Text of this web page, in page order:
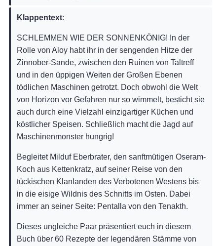
Klappentext:
SCHLEMMEN WIE DER SONNENKÖNIG! In der
Rolle von Aloy habt ihr in der sengenden Hitze der
Zinnober-Sande, zwischen den Ruinen von Taltreff
und in den üppigen Weiten der Großen Ebenen
tödlichen Maschinen getrotzt. Doch obwohl die Welt
von Horizon vor Gefahren nur so wimmelt, besticht sie
auch durch eine Vielzahl einzigartiger Küchen und
köstlicher Speisen. Schließlich macht die Jagd auf
Maschinenmonster hungrig!
Begleitet Milduf Eberbrater, den sanftmütigen Oseram-
Koch aus Kettenkratz, auf seiner Reise von den
tückischen Klanlanden des Verbotenen Westens bis
in die eisige Wildnis des Schnitts im Osten. Dabei
immer an seiner Seite: Pentalla von den Tenakth.
Dieses ungleiche Paar präsentiert euch in diesem
Buch über 60 Rezepte der legendären Stämme von